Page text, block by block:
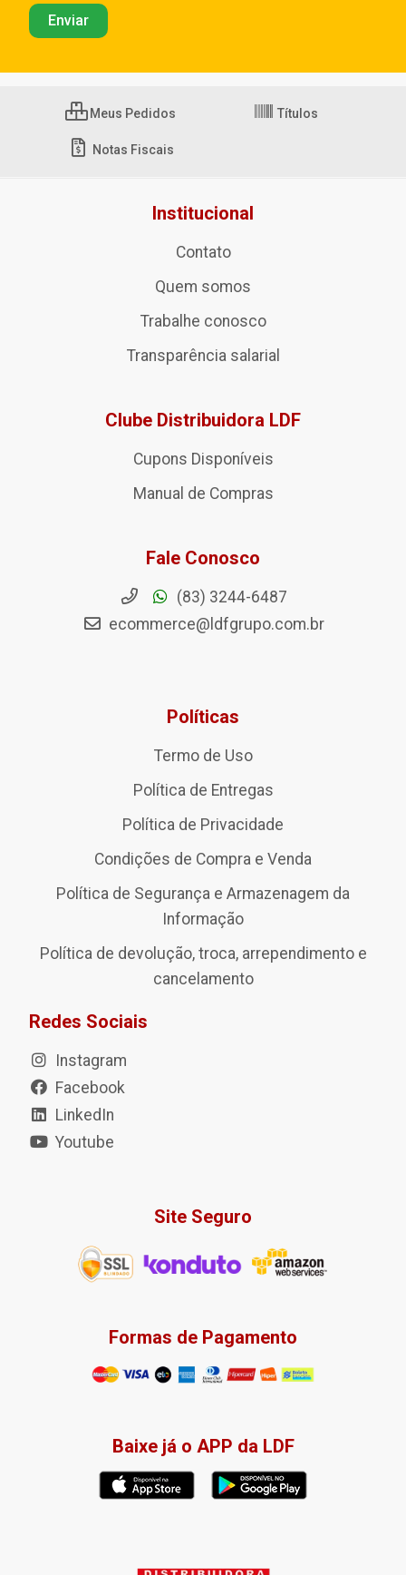
Meus Pedidos Títulos
Notas Fiscais
Institucional
Contato
Quem somos
Trabalhe conosco
Transparência salarial
Clube Distribuidora LDF
Cupons Disponíveis
Manual de Compras
Fale Conosco
(83) 3244-6487
ecommerce@ldfgrupo.com.br
Políticas
Termo de Uso
Política de Entregas
Política de Privacidade
Condições de Compra e Venda
Política de Segurança e Armazenagem da
Informação
Política de devolução, troca, arrependimento e
cancelamento
Redes Sociais
Instagram
Facebook
LinkedIn
Youtube
Site Seguro
Formas de Pagamento
Baixe já o APP da LDF